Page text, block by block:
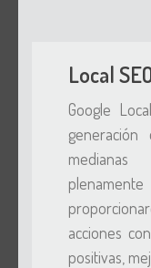
Local
Google
medianas
acciones
positivas,